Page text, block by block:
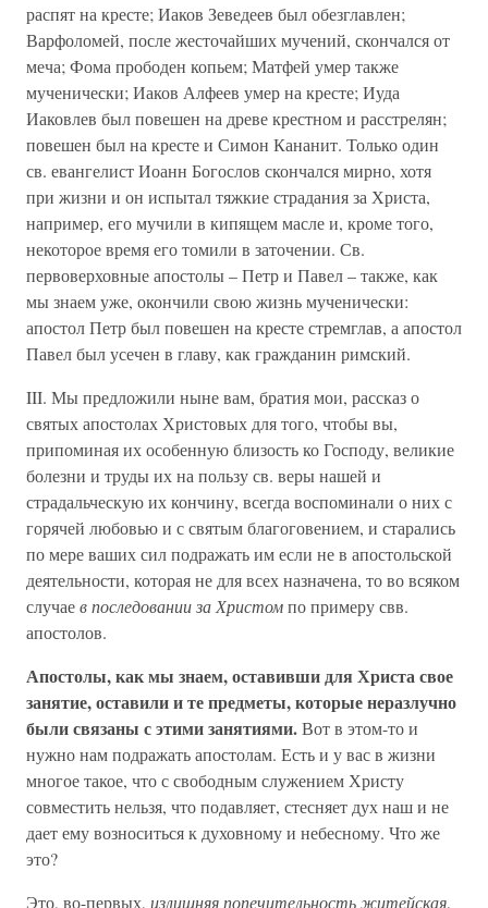
распят на кресте; Иаков Зеведеев был обезглавлен;
Варфоломей, после жесточайших мучений, скончался от
меча; Фома прободен копьем; Матфей умер также
мученически; Иаков Алфеев умер на кресте; Иуда
Иаковлев был повешен на древе крестном и расстрелян;
повешен был на кресте и Симон Кананит. Только один
св. евангелист Иоанн Богослов скончался мирно, хотя
при жизни и он испытал тяжкие страдания за Христа,
например, его мучили в кипящем масле и, кроме того,
некоторое время его томили в заточении. Св.
первоверховные апостолы – Петр и Павел – также, как
мы знаем уже, окончили свою жизнь мученически:
апостол Петр был повешен на кресте стремглав, а апостол
Павел был усечен в главу, как гражданин римский.
III. Мы предложили ныне вам, братия мои, рассказ о
святых апостолах Христовых для того, чтобы вы,
припоминая их особенную близость ко Господу, великие
болезни и труды их на пользу св. веры нашей и
страдальческую их кончину, всегда воспоминали о них с
горячей любовью и с святым благоговением, и старались
по мере ваших сил подражать им если не в апостольской
деятельности, которая не для всех назначена, то во всяком
случаев последовании за Христомпо примеру свв.
апостолов.
Апостолы, как мы знаем, оставивши для Христа свое
занятие, оставили и те предметы, которые неразлучно
были связаны с этими занятиями.Вот в этом-то и
нужно нам подражать апостолам. Есть и у вас в жизни
многое такое, что с свободным служением Христу
совместить нельзя, что подавляет, стесняет дух наш и не
дает ему возноситься к духовному и небесному. Что же
это?
Это, во-первых, излишняя попечительность житейская,